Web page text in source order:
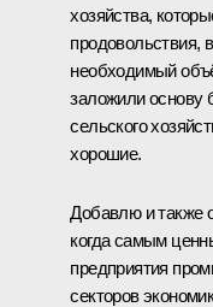
хозяйства,
продовольствия,
необходимый
заложили основу
сельского
хорошие.
Добавлю и также
когда самым
предприятия
секторов